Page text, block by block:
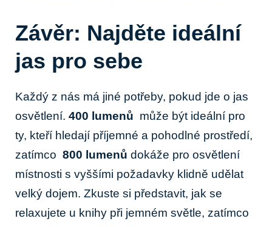
Závěr: Najděte ideální
jas pro sebe
Každý z nás⁢ má ‍jiné potřeby, pokud jde o ⁤jas
osvětlení.​ 400⁢ lumenů ​ může být ideální‍ pro
ty, kteří⁣ hledají příjemné ​a ⁣pohodlné⁣ prostředí,​
zatímco ⁤ 800 lumenů dokáže pro osvětlení
⁤místnosti s vyššími ⁢požadavky klidně udělat
velký dojem. ⁢Zkuste si představit, jak​ se
relaxujete u knihy při​ jemném světle, zatímco